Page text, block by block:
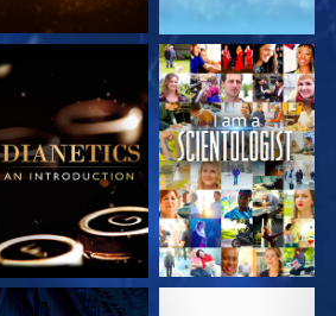
VERKEN DE SERIE KIJK